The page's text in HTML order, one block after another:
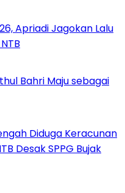
Apriadi Jagokan Lalu
Bahri Maju sebagai
Diduga Keracunan
Desak SPPG Bujak